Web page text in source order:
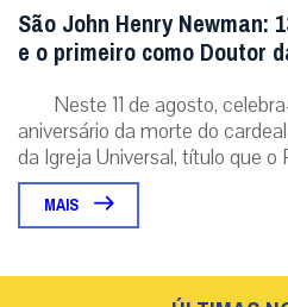
São John Henry Newman:
e o primeiro como Doutor
Neste 11 de agosto,
aniversário da morte do
da Igreja Universal, título que o
MAIS